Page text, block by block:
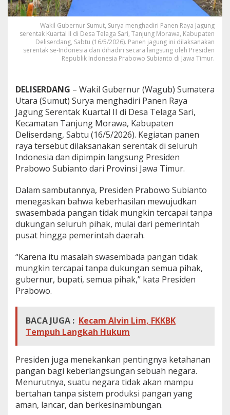
a
g
u
n
e
r
e
n
t
a
,
P
r
s
d
e
n
T
k
a
n
k
e
n
t
g
n
y
a
w
Wakil Gubernur Sumut, Surya menghadiri Panen Raya Jagung
serentak Kuartal II di Desa Telaga Sari, Tanjung Morawa, Kabupaten
Deliserdang, Sabtu (16/5/2026). Panen jagung ini dilaksanakan
serentak se-Indonesia dan dihadiri secara langsung oleh Presiden
Republik Indonesia Prabowo Subianto di Jawa Timur.
DELISERDANG – Wakil Gubernur (Wagub) Sumatera
Utara (Sumut) Surya menghadiri Panen Raya
Jagung Serentak Kuartal II di Desa Telaga Sari,
Kecamatan Tanjung Morawa, Kabupaten
Deliserdang, Sabtu (16/5/2026). Kegiatan panen
raya tersebut dilaksanakan serentak di seluruh
Indonesia dan dipimpin langsung Presiden
Prabowo Subianto dari Provinsi Jawa Timur.
Dalam sambutannya, Presiden Prabowo Subianto
menegaskan bahwa keberhasilan mewujudkan
swasembada pangan tidak mungkin tercapai tanpa
dukungan seluruh pihak, mulai dari pemerintah
pusat hingga pemerintah daerah.
“Karena itu masalah swasembada pangan tidak
mungkin tercapai tanpa dukungan semua pihak,
gubernur, bupati, semua pihak,” kata Presiden
Prabowo.
BACA JUGA : Kecam Alvin Lim, FKKBK
Tempuh Langkah Hukum
Presiden juga menekankan pentingnya ketahanan
pangan bagi keberlangsungan sebuah negara.
Menurutnya, suatu negara tidak akan mampu
bertahan tanpa sistem produksi pangan yang
aman, lancar, dan berkesinambungan.